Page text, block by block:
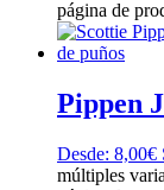
página de
Pippen
Desde: 8,00€
múltiples